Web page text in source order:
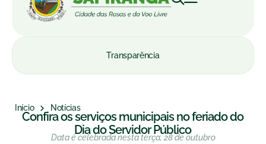
Transparência
Início Notícias
Confira os serviços municipais no feriado do
Dia do Servidor Público
Data é celebrada nesta terça, 28 de outubro